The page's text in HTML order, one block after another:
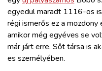
REGISZTRÁCIÓ
egyedül maradt 1116-os
régi ismerős ez a
amikor még egyéves se
már járt erre. Sőt társa is
es személyében.